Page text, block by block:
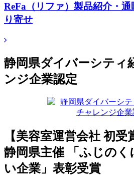
ReFa（リファ）製品紹介・
り寄せ
静岡県ダイバーシティ
ンジ企業認定
【美容室運営会社 初受
静岡県主催 「ふじのく
い企業」表彰受賞